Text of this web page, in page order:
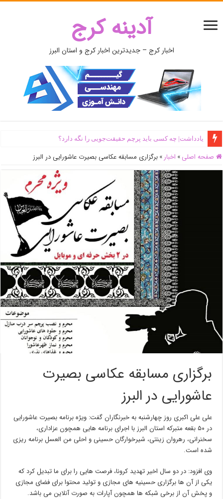
آدینه کرج
اخبار کرج – جدیدترین اخبار کرج و استان البرز
یادداشت| ‌چه کسی باید پرچم حقیقت‌جویی را نگه دارد؟
صفحه اصلی » اخبار » برگزاری مسابقه عکاسی بصیرت عاشورایی در البرز
برگزاری مسابقه عکاسی بصیرت
عاشورایی در البرز
علی علی اکبری روز چهارشنبه به خبرنگاران گفت: ویژه برنامه بصیرت عاشورایی
در ۵۰ بقعه متبرکه استان البرز با اجرای برنامه هایی همچون عزاداری،
سخنرانی، رهروان زینتی، شیرخوارگان حسینی و احلی من العسل برنامه ریزی
شده است.
وی افزود: در دو سال اخیر تهدید کرونا، فرصت هایی را برای ما تبدیل کرد که
یکی از آن ها برگزاری حسینیه های مجازی و تولید محتوا برای فضای مجازی
و پخش آن از برخی شبکه ها همچون آپارات به صورت آنلاین می باشد.